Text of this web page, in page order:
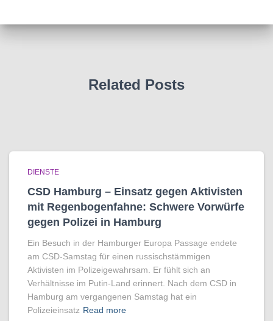
Related Posts
DIENSTE
CSD Hamburg – Einsatz gegen Aktivisten
mit Regenbogen­fahne: Schwere Vorwürfe
gegen Polizei in Hamburg
Ein Besuch in der Hamburger Europa Passage endete
am CSD-Samstag für einen russischstämmigen
Aktivisten im Polizeigewahrsam. Er fühlt sich an
Verhältnisse im Putin-Land erinnert. Nach dem CSD in
Hamburg am vergangenen Samstag hat ein
Polizeieinsatz Read more